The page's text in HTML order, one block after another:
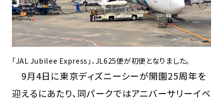
「JAL Jubilee Express」、JL625便が初便となりました。
9月4日に東京ディズニーシーが開園25周年を
迎えるにあたり、同パークではアニバーサリーイベ